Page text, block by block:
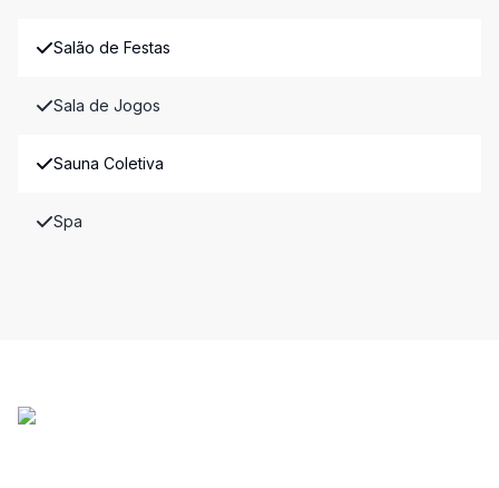
Salão de Festas
Sala de Jogos
Sauna Coletiva
Spa